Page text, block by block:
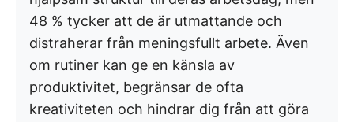
48 % tycker att de är utmattande och
distraherar från meningsfullt arbete. Även
om rutiner kan ge en känsla av
produktivitet, begränsar de ofta
kreativiteten och hindrar dig från att göra